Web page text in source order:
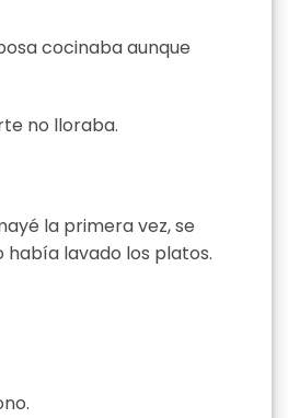
cocinaba aunque
no lloraba.
la primera vez, se
lavado los platos.